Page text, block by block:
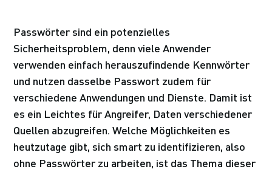
Passwörter sind ein potenzielles
Sicherheitsproblem, denn viele Anwender
verwenden einfach herauszufindende Kennwörter
und nutzen dasselbe Passwort zudem für
verschiedene Anwendungen und Dienste. Damit ist
es ein Leichtes für Angreifer, Daten verschiedener
Quellen abzugreifen. Welche Möglichkeiten es
heutzutage gibt, sich smart zu identifizieren, also
ohne Passwörter zu arbeiten, ist das Thema dieser